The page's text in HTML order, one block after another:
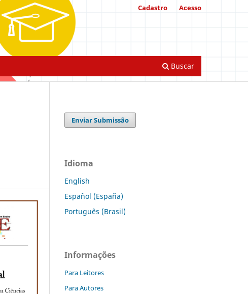
Buscar
Cadastro Acesso
Enviar Submissão
Idioma
English
Español (España)
Português (Brasil)
Informações
Para Leitores
Para Autores